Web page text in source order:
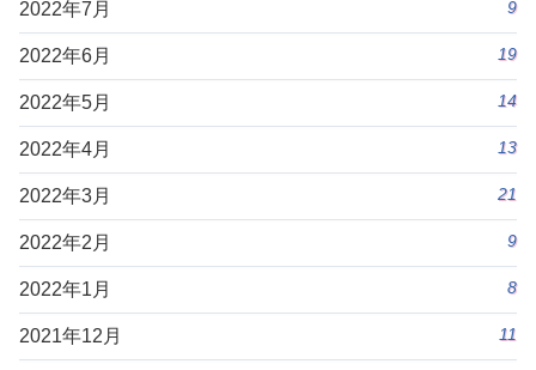
2022年7月 9
2022年6月 19
2022年5月 14
2022年4月 13
2022年3月 21
2022年2月 9
2022年1月 8
2021年12月 11